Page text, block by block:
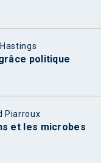
politique
Piarroux
et les microbes